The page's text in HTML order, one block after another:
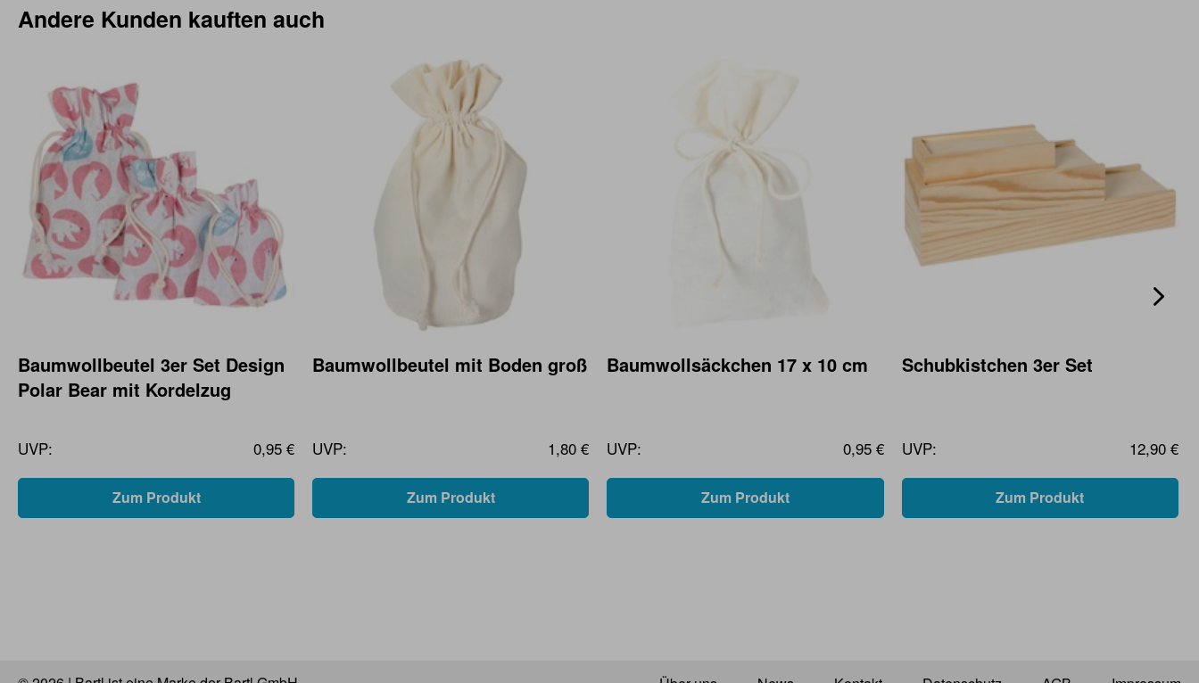
Andere Kunden kauften auch
Baumwollbeutel 3er Set Design
Polar Bear mit Kordelzug
UVP: 0,95 €
Zum Produkt
Baumwollbeutel mit Boden groß
UVP: 1,80 €
Zum Produkt
Baumwollsäckchen 17 x 10 cm
UVP: 0,95 €
Zum Produkt
Schubkistchen 3er Set
UVP: 12,90 €
Zum Produkt